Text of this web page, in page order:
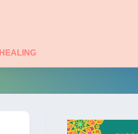
HEALING